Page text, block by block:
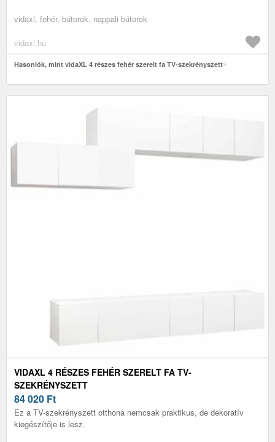
vidaxl, fehér, bútorok, nappali bútorok
vidaxl.hu
Hasonlók, mint vidaXL 4 részes fehér szerelt fa TV-szekrényszett
VIDAXL 4 RÉSZES FEHÉR SZERELT FA TV-
SZEKRÉNYSZETT
84 020 Ft
Ez a TV-szekrényszett otthona nemcsak praktikus, de dekoratív
kiegészítője is lesz.